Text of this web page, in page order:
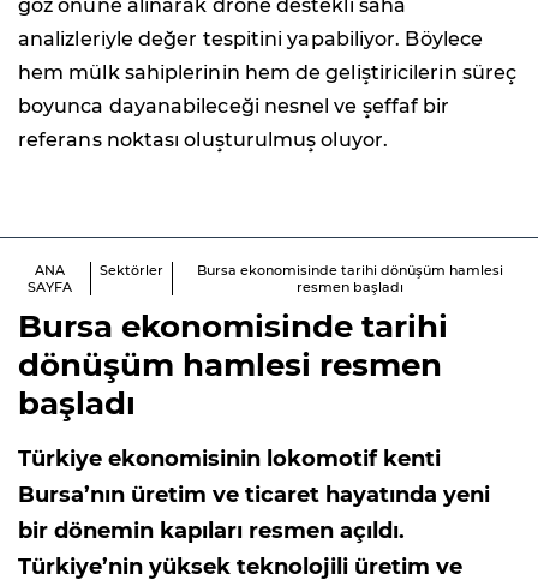
göz önüne alınarak drone destekli saha
analizleriyle değer tespitini yapabiliyor. Böylece
hem mülk sahiplerinin hem de geliştiricilerin süreç
boyunca dayanabileceği nesnel ve şeffaf bir
referans noktası oluşturulmuş oluyor.
ANA
SAYFA
Sektörler
Bursa ekonomisinde tarihi dönüşüm hamlesi
resmen başladı
Bursa ekonomisinde tarihi
dönüşüm hamlesi resmen
başladı
Türkiye ekonomisinin lokomotif kenti
Bursa’nın üretim ve ticaret hayatında yeni
bir dönemin kapıları resmen açıldı.
Türkiye’nin yüksek teknolojili üretim ve